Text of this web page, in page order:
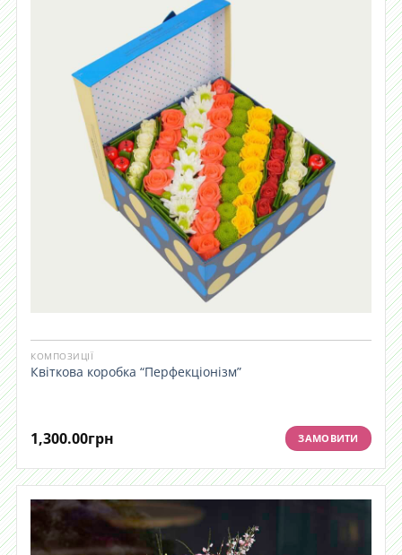
КОМПОЗИЦІЇ
Квіткова коробка “Перфекціонізм”
1,300.00грн ЗАМОВИТИ